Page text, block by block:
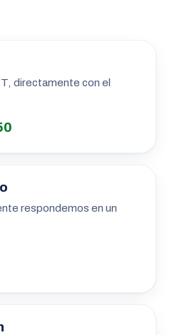
directamente con el
respondemos en un